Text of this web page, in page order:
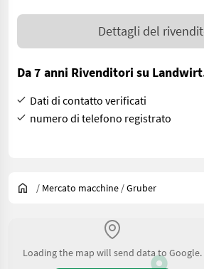
Dettagli del
Da 7 anni Rivenditori su
Dati di contatto verificati
numero di telefono registrato
/ Mercato macchine /Gruber
Loading the map will send data to Google.